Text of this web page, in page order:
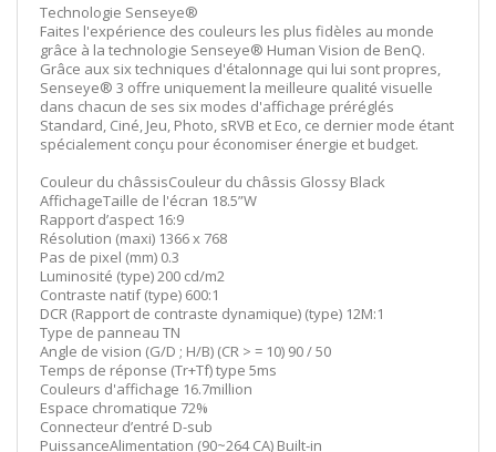
Technologie Senseye®
Faites l'expérience des couleurs les plus fidèles au monde
grâce à la technologie Senseye® Human Vision de BenQ.
Grâce aux six techniques d'étalonnage qui lui sont propres,
Senseye® 3 offre uniquement la meilleure qualité visuelle
dans chacun de ses six modes d'affichage préréglés
Standard, Ciné, Jeu, Photo, sRVB et Eco, ce dernier mode étant
spécialement conçu pour économiser énergie et budget.
Couleur du châssisCouleur du châssis Glossy Black
AffichageTaille de l'écran 18.5”W
Rapport d’aspect 16:9
Résolution (maxi) 1366 x 768
Pas de pixel (mm) 0.3
Luminosité (type) 200 cd/m2
Contraste natif (type) 600:1
DCR (Rapport de contraste dynamique) (type) 12M:1
Type de panneau TN
Angle de vision (G/D ; H/B) (CR > = 10) 90 / 50
Temps de réponse (Tr+Tf) type 5ms
Couleurs d'affichage 16.7million
Espace chromatique 72%
Connecteur d’entré D-sub
PuissanceAlimentation (90~264 CA) Built-in